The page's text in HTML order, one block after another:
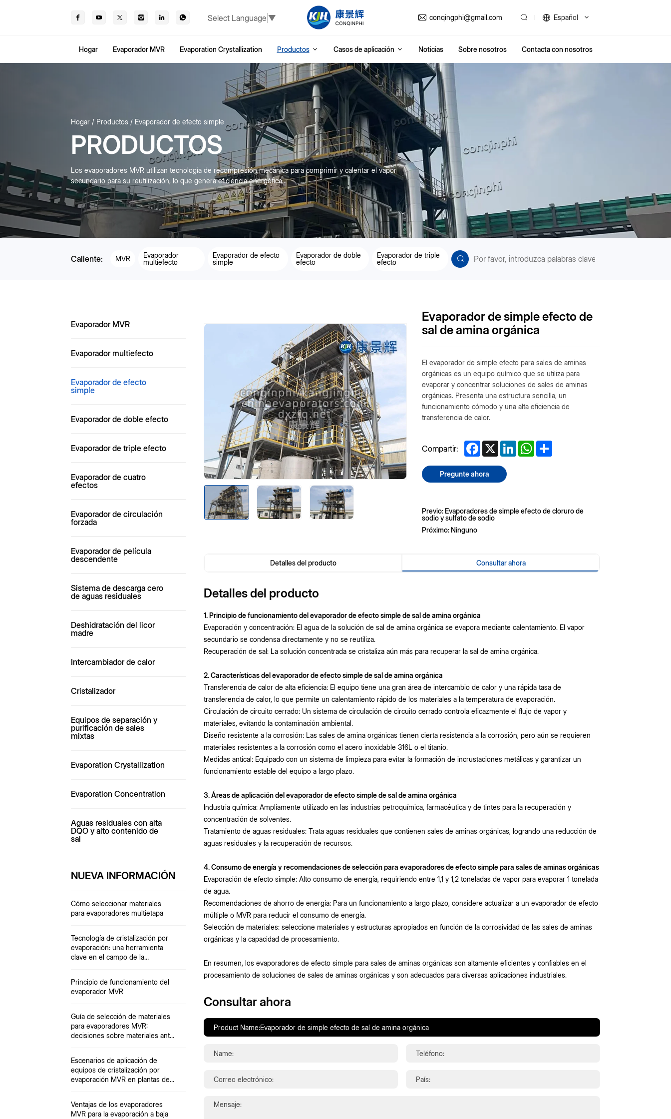
Select Language ▼ conqingphi@gmail.com Español
Hogar Evaporador MVR Evaporation Crystallization Productos Casos de aplicación Noticias Sobre nosotros Contacta con nosotros
Hogar Productos Evaporador de efecto simple
PRODUCTOS
Los evaporadores MVR utilizan tecnología de recompresión mecánica para comprimir y calentar el vapor
secundario para su reutilización, lo que genera eficiencia energética...
Caliente: MVR
Evaporador
multiefecto
Evaporador de efecto
simple
Evaporador de doble
efecto
Evaporador de triple
efecto
Evaporador MVR
Evaporador multiefecto
Evaporador de efecto
simple
Evaporador de doble efecto
Evaporador de triple efecto
Evaporador de cuatro
efectos
Evaporador de circulación
forzada
Evaporador de película
descendente
Sistema de descarga cero
de aguas residuales
Deshidratación del licor
madre
Intercambiador de calor
Cristalizador
Equipos de separación y
purificación de sales
mixtas
Evaporation Crystallization
Evaporation Concentration
Aguas residuales con alta
DQO y alto contenido de
sal
NUEVA INFORMACIÓN
Cómo seleccionar materiales
para evaporadores multietapa
Tecnología de cristalización por
evaporación: una herramienta
clave en el campo de la
Principio de funcionamiento del
evaporador MVR
Guía de selección de materiales
para evaporadores MVR:
decisiones sobre materiales ante
partículas.
Escenarios de aplicación de
equipos de cristalización por
evaporación MVR en plantas de
Ventajas de los evaporadores
MVR para la evaporación a baja
Evaporador de simple efecto de
sal de amina orgánica
El evaporador de simple efecto para sales de aminas
orgánicas es un equipo químico que se utiliza para
evaporar y concentrar soluciones de sales de aminas
orgánicas. Presenta una estructura sencilla, un
funcionamiento cómodo y una alta eficiencia de
transferencia de calor.
Compartir: Facebook
X LinkedInWhatsApp
Share
Pregunte ahora
Previo: Evaporadores de simple efecto de cloruro de
sodio y sulfato de sodio
Próximo: Ninguno
Detalles del producto Consultar ahora
Detalles del producto
1. Principio de funcionamiento del evaporador de efecto simple de sal de amina orgánica
Evaporación y concentración: El agua de la solución de sal de amina orgánica se evapora mediante calentamiento. El vapor
secundario se condensa directamente y no se reutiliza.
Recuperación de sal: La solución concentrada se cristaliza aún más para recuperar la sal de amina orgánica.
2. Características del evaporador de efecto simple de sal de amina orgánica
Transferencia de calor de alta eficiencia: El equipo tiene una gran área de intercambio de calor y una rápida tasa de
transferencia de calor, lo que permite un calentamiento rápido de los materiales a la temperatura de evaporación.
Circulación de circuito cerrado: Un sistema de circulación de circuito cerrado controla eficazmente el flujo de vapor y
materiales, evitando la contaminación ambiental.
Diseño resistente a la corrosión: Las sales de amina orgánicas tienen cierta resistencia a la corrosión, pero aún se requieren
materiales resistentes a la corrosión como el acero inoxidable 316L o el titanio.
Medidas antical: Equipado con un sistema de limpieza para evitar la formación de incrustaciones metálicas y garantizar un
funcionamiento estable del equipo a largo plazo.
3. Áreas de aplicación del evaporador de efecto simple de sal de amina orgánica
Industria química: Ampliamente utilizado en las industrias petroquímica, farmacéutica y de tintes para la recuperación y
concentración de solventes.
Tratamiento de aguas residuales: Trata aguas residuales que contienen sales de aminas orgánicas, logrando una reducción de
aguas residuales y la recuperación de recursos.
4. Consumo de energía y recomendaciones de selección para evaporadores de efecto simple para sales de aminas orgánicas
Evaporación de efecto simple: Alto consumo de energía, requiriendo entre 1,1 y 1,2 toneladas de vapor para evaporar 1 tonelada
de agua.
Recomendaciones de ahorro de energía: Para un funcionamiento a largo plazo, considere actualizar a un evaporador de efecto
múltiple o MVR para reducir el consumo de energía.
Selección de materiales: seleccione materiales y estructuras apropiados en función de la corrosividad de las sales de aminas
orgánicas y la capacidad de procesamiento.
En resumen, los evaporadores de efecto simple para sales de aminas orgánicas son altamente eficientes y confiables en el
procesamiento de soluciones de sales de aminas orgánicas y son adecuados para diversas aplicaciones industriales.
Consultar ahora